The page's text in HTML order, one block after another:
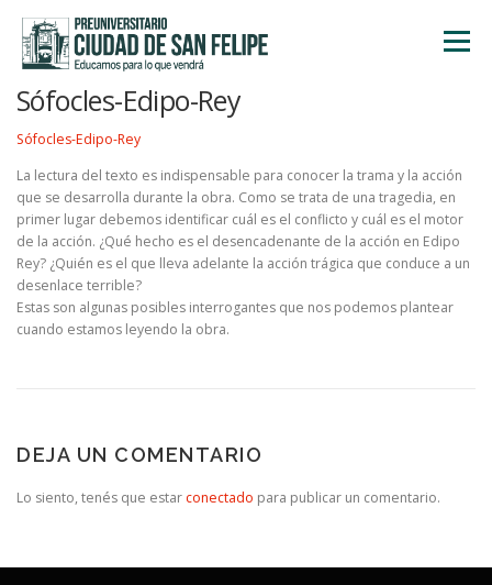
contenido
Menú
TALLERES ACTIVIDADES INSCRIPCIONES
Sófocles-Edipo-Rey
Sófocles-Edipo-Rey
La lectura del texto es indispensable para conocer la trama y la acción
que se desarrolla durante la obra. Como se trata de una tragedia, en
primer lugar debemos identificar cuál es el conflicto y cuál es el motor
de la acción. ¿Qué hecho es el desencadenante de la acción en Edipo
Rey? ¿Quién es el que lleva adelante la acción trágica que conduce a un
desenlace terrible?
Estas son algunas posibles interrogantes que nos podemos plantear
cuando estamos leyendo la obra.
DEJA UN COMENTARIO
Lo siento, tenés que estar conectado para publicar un comentario.